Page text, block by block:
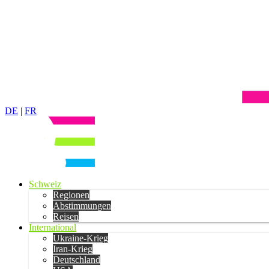
DE | FR
Schweiz
Regionen
Abstimmungen
Reisen
International
Ukraine-Krieg
Iran-Krieg
Deutschland